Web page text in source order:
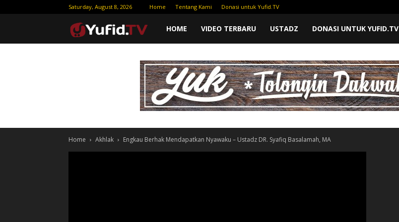
Saturday, August 8, 2026 Home Tentang Kami Donasi untuk Yufid.TV
Yufid
|
HOME VIDEO TERBARU USTADZ DONASI UNTUK YUFID.TV
Home Akhlak Engkau Berhak Mendapatkan Nyawaku – Ustadz DR. Syafiq Basalamah, MA